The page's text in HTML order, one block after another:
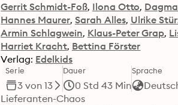
Gerrit Schmidt-Foß Ilona Otto
Hannes Maurer Sarah Alles Ulrike
Armin Schlagwein Klaus-Peter Grap
Harriet Kracht Bettina Förster
Verlag: Edelkids
Serie
3 von 13
Dauer
0 Std 43 Min
Sprache
Lieferanten-Chaos